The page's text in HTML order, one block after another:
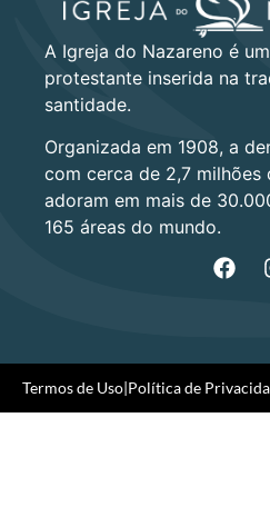
A Igreja do Nazareno é
protestante inserida na
santidade.
Organizada em 1908, a
com cerca de 2,7 milhões
adoram em mais de
165 áreas do mundo.
Termos de Uso|Política de